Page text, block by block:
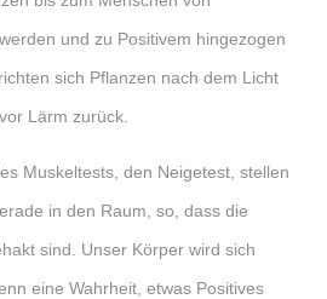
und zu Positivem hingezogen
sich Pflanzen nach dem Licht
Lärm zurück.
Muskeltests, den Neigetest, stellen
in den Raum, so, dass die
sind. Unser Körper wird sich
eine Wahrheit, etwas Positives